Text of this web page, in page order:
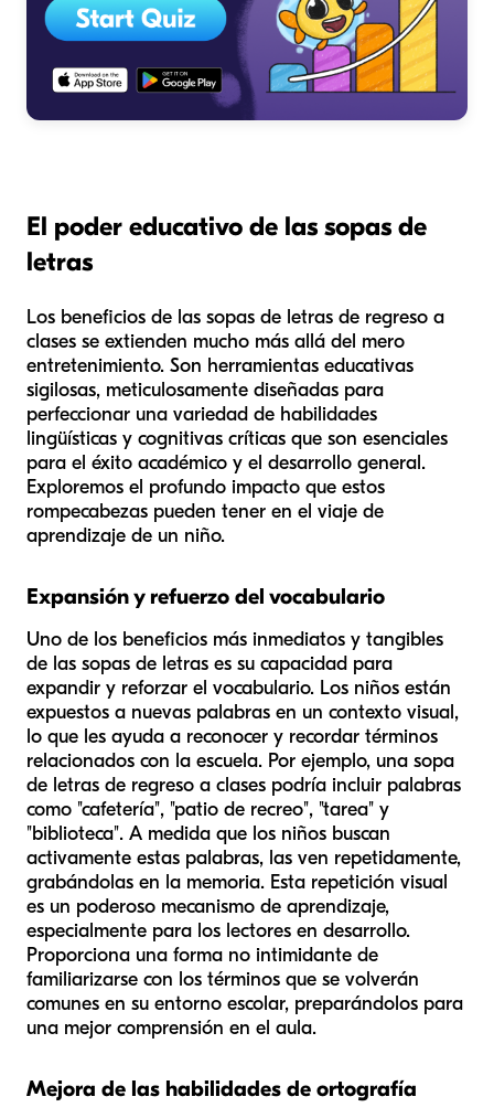
El poder educativo de las sopas de
letras
Los beneficios de las sopas de letras de regreso a
clases se extienden mucho más allá del mero
entretenimiento. Son herramientas educativas
sigilosas, meticulosamente diseñadas para
perfeccionar una variedad de habilidades
lingüísticas y cognitivas críticas que son esenciales
para el éxito académico y el desarrollo general.
Exploremos el profundo impacto que estos
rompecabezas pueden tener en el viaje de
aprendizaje de un niño.
Expansión y refuerzo del vocabulario
Uno de los beneficios más inmediatos y tangibles
de las sopas de letras es su capacidad para
expandir y reforzar el vocabulario. Los niños están
expuestos a nuevas palabras en un contexto visual,
lo que les ayuda a reconocer y recordar términos
relacionados con la escuela. Por ejemplo, una sopa
de letras de regreso a clases podría incluir palabras
como "cafetería", "patio de recreo", "tarea" y
"biblioteca". A medida que los niños buscan
activamente estas palabras, las ven repetidamente,
grabándolas en la memoria. Esta repetición visual
es un poderoso mecanismo de aprendizaje,
especialmente para los lectores en desarrollo.
Proporciona una forma no intimidante de
familiarizarse con los términos que se volverán
comunes en su entorno escolar, preparándolos para
una mejor comprensión en el aula.
Mejora de las habilidades de ortografía